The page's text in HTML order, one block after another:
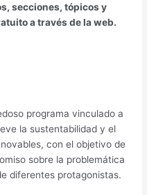
secciones, tópicos y
a través de la web.
programa vinculado a
la sustentabilidad y el
con el objetivo de
sobre la problemática
diferentes protagonistas.